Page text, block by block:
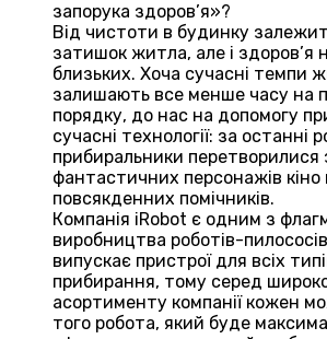
запорука здоров’я»?
Від чистоти в будинку
затишок житла, але і здоров’я
близьких. Хоча сучасні темпи
залишають все менше часу на
порядку, до нас на допомогу
сучасні технології: за останні
прибиральники перетворилися
фантастичних персонажів кіно
повсякденних помічників.
Компанія iRobot є одним з
виробництва роботів-
випускає пристрої для всіх
прибирання, тому серед
асортименту компанії кожен
того робота, який буде